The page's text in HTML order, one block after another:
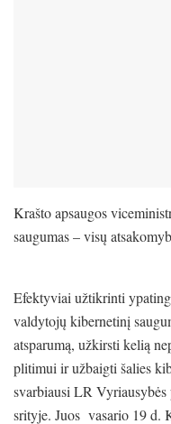
Krašto apsaugos
saugumas – visų
Efektyviai užtikrinti
valdytojų kibernetinį
atsparumą, užkirsti kelią
plitimui ir užbaigti šalies
svarbiausi LR
srityje. Juos vasario 19 d.